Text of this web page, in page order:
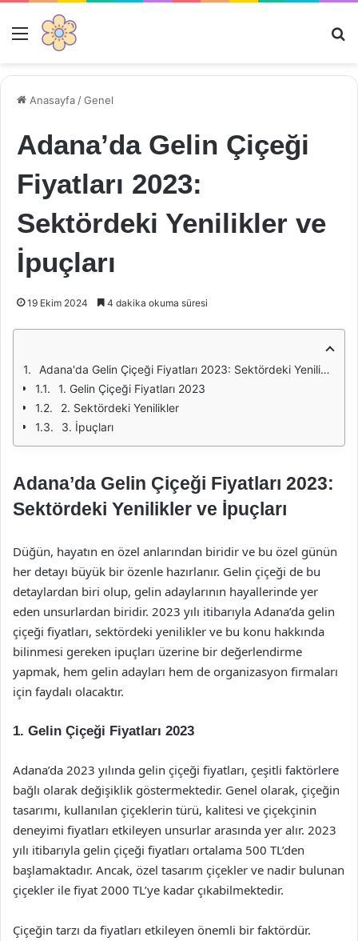
Menü
Anasayfa /Genel
Adana’da Gelin Çiçeği
Fiyatları 2023:
Sektördeki Yenilikler ve
İpuçları
19 Ekim 2024 4 dakika okuma süresi
Adana'da Gelin Çiçeği Fiyatları 2023: Sektördeki Yenilikler ve İpuçları
1. Gelin Çiçeği Fiyatları 2023
2. Sektördeki Yenilikler
3. İpuçları
Adana’da Gelin Çiçeği Fiyatları 2023:
Sektördeki Yenilikler ve İpuçları
Düğün, hayatın en özel anlarından biridir ve bu özel günün
her detayı büyük bir özenle hazırlanır. Gelin çiçeği de bu
detaylardan biri olup, gelin adaylarının hayallerinde yer
eden unsurlardan biridir. 2023 yılı itibarıyla Adana’da gelin
çiçeği fiyatları, sektördeki yenilikler ve bu konu hakkında
bilinmesi gereken ipuçları üzerine bir değerlendirme
yapmak, hem gelin adayları hem de organizasyon firmaları
için faydalı olacaktır.
1. Gelin Çiçeği Fiyatları 2023
Adana’da 2023 yılında gelin çiçeği fiyatları, çeşitli faktörlere
bağlı olarak değişiklik göstermektedir. Genel olarak, çiçeğin
tasarımı, kullanılan çiçeklerin türü, kalitesi ve çiçekçinin
deneyimi fiyatları etkileyen unsurlar arasında yer alır. 2023
yılı itibarıyla gelin çiçeği fiyatları ortalama 500 TL’den
başlamaktadır. Ancak, özel tasarım çiçekler ve nadir bulunan
çiçekler ile fiyat 2000 TL’ye kadar çıkabilmektedir.
Çiçeğin tarzı da fiyatları etkileyen önemli bir faktördür.